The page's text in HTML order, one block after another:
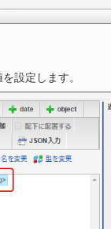
設定します。